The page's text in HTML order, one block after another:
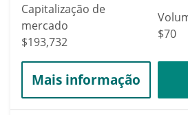
Capitalização de
mercado
$193,732
$70
Mais informação